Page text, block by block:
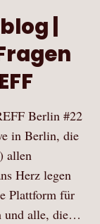
|
Berlin #22
in Berlin, die
allen
Herz legen
Plattform für
und alle, die…